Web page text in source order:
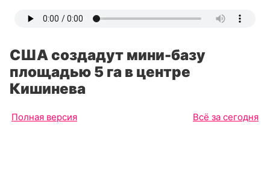
США создадут мини-базу
площадью 5 га в центре
Кишинева
Полная версия Всё за сегодня